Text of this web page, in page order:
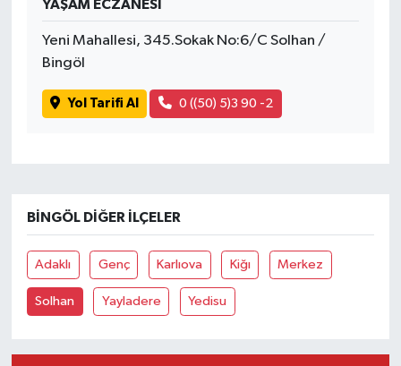
YAŞAM ECZANESİ
Yeni Mahallesi, 345.Sokak No:6/C Solhan /
Bingöl
Yol Tarifi Al 0 ((50) 5)3 90 -2
BINGÖL DIĞER İLÇELER
Adaklı Genç Karlıova Kiğı Merkez
Solhan Yayladere Yedisu